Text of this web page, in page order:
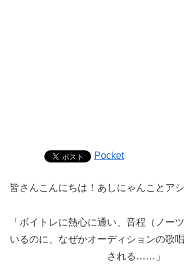
Pocket
皆さんこんにちは！あしにゃんことア
「ボイトレに熱心に通い、音程（ノー
いるのに、なぜかオーディションの歌
される……」